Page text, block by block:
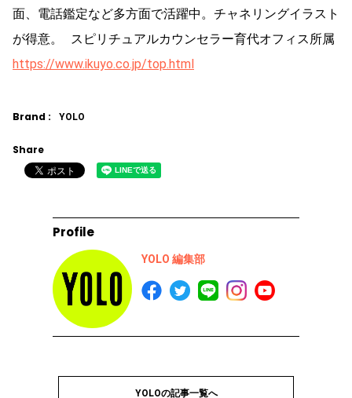
面、電話鑑定など多方面で活躍中。チャネリングイラスト
が得意。 スピリチュアルカウンセラー育代オフィス所属
https://www.ikuyo.co.jp/top.html
Brand : YOLO
Share
Profile
YOLO 編集部
YOLOの記事一覧へ